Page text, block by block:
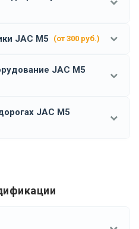
JAC M5 (от 300 руб.)
JAC M5
JAC M5